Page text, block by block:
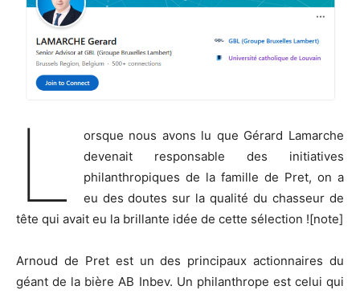
L
orsque nous avons lu que Gérard Lamarche
devenait responsable des initiatives
philanthropiques de la famille de Pret, on a
eu des doutes sur la qualité du chasseur de
tête qui avait eu la brillante idée de cette sélection ![note]
Arnoud de Pret est un des principaux actionnaires du
géant de la bière AB Inbev. Un philanthrope est celui qui